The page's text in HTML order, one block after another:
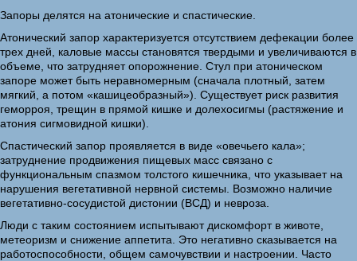
Запоры делятся на атонические и спастические.
Атонический запор характеризуется отсутствием дефекации более
трех дней, каловые массы становятся твердыми и увеличиваются в
объеме, что затрудняет опорожнение. Стул при атоническом
запоре может быть неравномерным (сначала плотный, затем
мягкий, а потом «кашицеобразный»). Существует риск развития
геморроя, трещин в прямой кишке и долехосигмы (растяжение и
атония сигмовидной кишки).
Спастический запор проявляется в виде «овечьего кала»;
затруднение продвижения пищевых масс связано с
функциональным спазмом толстого кишечника, что указывает на
нарушения вегетативной нервной системы. Возможно наличие
вегетативно-сосудистой дистонии (ВСД) и невроза.
Люди с таким состоянием испытывают дискомфорт в животе,
метеоризм и снижение аппетита. Это негативно сказывается на
работоспособности, общем самочувствии и настроении. Часто